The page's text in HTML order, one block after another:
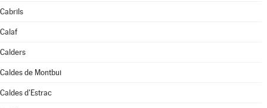
Cabrils
Calaf
Calders
Caldes de Montbui
Caldes d'Estrac